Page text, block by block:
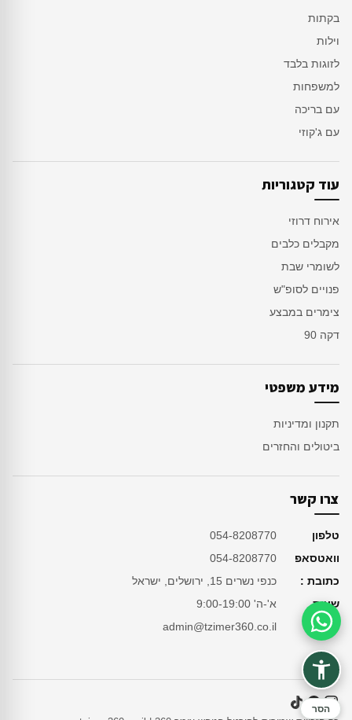
בקתות
וילות
לזוגות בלבד
למשפחות
עם בריכה
עם ג'קוזי
עוד קטגוריות
אירוח דרוזי
מקבלים כלבים
לשומרי שבת
פנויים לסופ"ש
צימרים במבצע
דקה 90
מידע משפטי
תקנון ומדיניות
ביטולים והחזרים
צרו קשר
טלפון
054-8208770
וואטסאפ
054-8208770
כתובת :
כנפי נשרים 15, ירושלים, ישראל
שעות
א'-ה' 9:00-19:00
מייל
admin@tzimer360.co.ilסיוע בהזמנה
הסר